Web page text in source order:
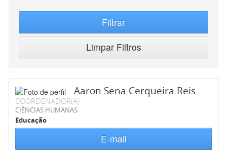
Filtrar
Limpar Filtros
Aaron Sena Cerqueira Reis
COORDENADOR(A)
CIÊNCIAS HUMANAS
Educação
E-mail